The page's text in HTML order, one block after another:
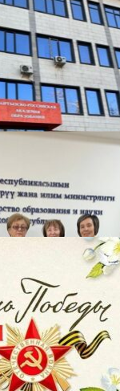
БИШКЕКСКИЙ
17.07.2026
В
и начального
13.07.2026
КЫРГЫЗКО-
10.07.2026
Медиа
СУЗАКТА 750
07.08.2025
Улуу
29.04.2025
Награды в
29.04.2025